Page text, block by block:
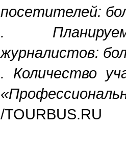
посетителей:
.
журналистов:
. Количество
/TOURBUS.RU